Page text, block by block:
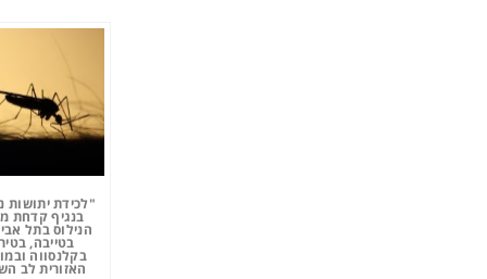
"לכידת יתושות
בנגיף קדחת
הנילוס בתל
בטייבה,
בקלנסווה
האזורית לב